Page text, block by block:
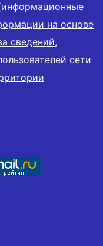
на основе
сведений,
сети